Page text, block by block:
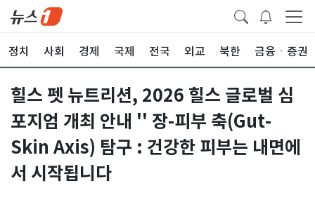
정치 사회 경제 국제 전국 외교 북한 금융ㆍ증권
힐스 펫 뉴트리션, 2026 힐스 글로벌 심
포지엄 개최 안내 '' 장-피부 축(Gut-
Skin Axis) 탐구 : 건강한 피부는 내면에
서 시작됩니다